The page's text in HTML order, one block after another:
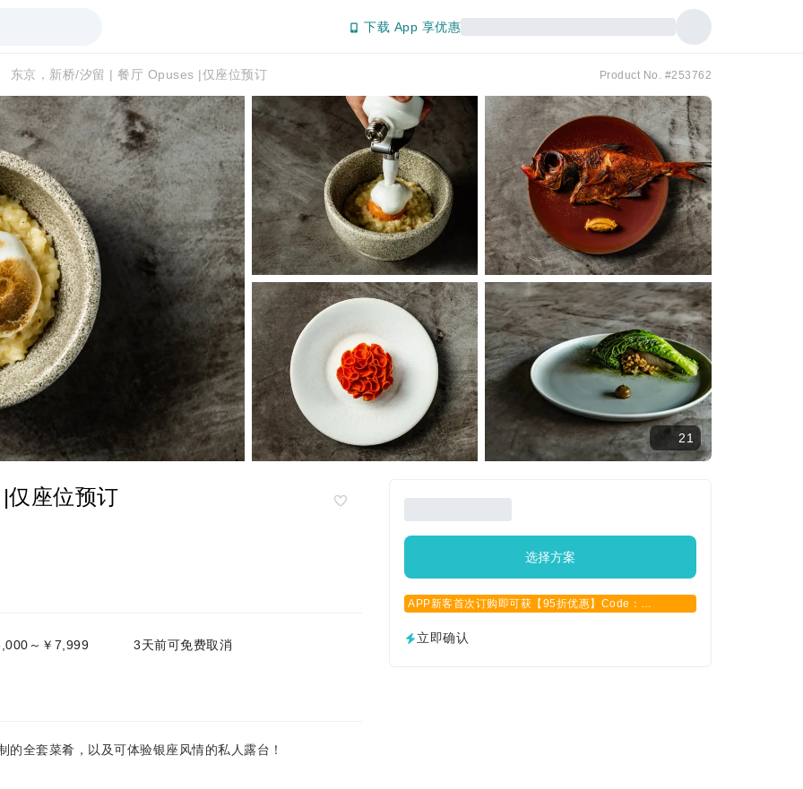
下载 App 享优惠
东京，新桥/汐留 | 餐厅 Opuses |仅座位预订 Product No. #253762
21
仅座位预订
～￥7,999 3天前可免费取消
全套菜肴，以及可体验银座风情的私人露台！
选择方案
APP新客首次订购即可获【95折优惠】Code：
立即确认